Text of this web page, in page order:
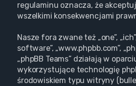
regulaminu oznacza, że
wszelkimi konsekwencjami
Nasze fora zwane też „one”,
software”, „www.phpbb.com”,
„phpBB Teams” działają w
wykorzystujące technologię
środowiskiem typu witryny